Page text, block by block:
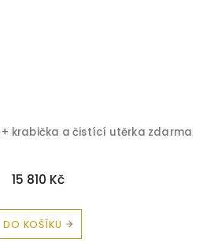
+ krabička a čistící utěrka zdarma
15 810 Kč
DO KOŠÍKU